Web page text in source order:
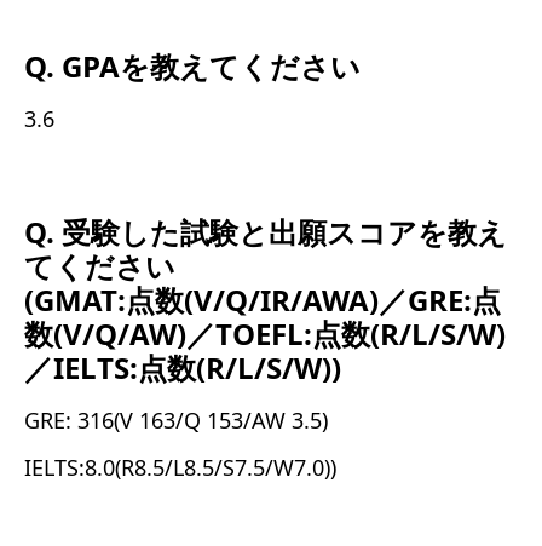
Q. GPAを教えてください
3.6
Q. 受験した試験と出願スコアを教え
てください
(GMAT:点数(V/Q/IR/AWA)／GRE:点
数(V/Q/AW)／TOEFL:点数(R/L/S/W)
／IELTS:点数(R/L/S/W))
GRE: 316(V 163/Q 153/AW 3.5)
IELTS:8.0(R8.5/L8.5/S7.5/W7.0))